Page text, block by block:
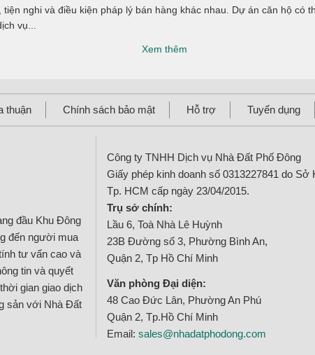
nghi và điều kiện pháp lý bán hàng khác nhau. Dự án căn hộ có
vụ...
Xem thêm
thuận Chính sách bảo mật Hỗ trợ Tuyển dụng
đầu Khu Đông
đến người mua
tư vấn cao và
tin và quyết
gian giao dịch
sản với Nhà Đất
Công ty TNHH Dịch vụ Nhà Đất Phố Đông
Giấy phép kinh doanh số 0313227841 do Sở
Tp. HCM cấp ngày 23/04/2015.
Trụ sở chính:
Lầu 6, Toà Nhà Lê Huỳnh
23B Đường số 3, Phường Bình An,
Quận 2, Tp Hồ Chí Minh
Văn phòng Đại diện:
48 Cao Đức Lân, Phường An Phú
Quận 2, Tp.Hồ Chí Minh
Email: sales@nhadatphodong.com